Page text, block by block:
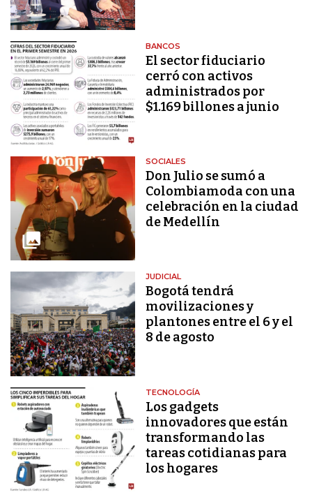
BANCOS
El sector fiduciario
cerró con activos
administrados por
$1.169 billones a junio
SOCIALES
Don Julio se sumó a
Colombiamoda con una
celebración en la ciudad
de Medellín
JUDICIAL
Bogotá tendrá
movilizaciones y
plantones entre el 6 y el
8 de agosto
TECNOLOGÍA
Los gadgets
innovadores que están
transformando las
tareas cotidianas para
los hogares